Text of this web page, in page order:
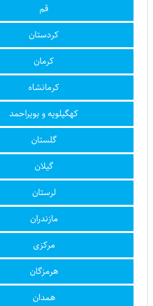
قم
کردستان
کرمان
کرمانشاه
کهگیلویه و بویراحمد
گلستان
گیلان
لرستان
مازندران
مرکزی
هرمزگان
همدان